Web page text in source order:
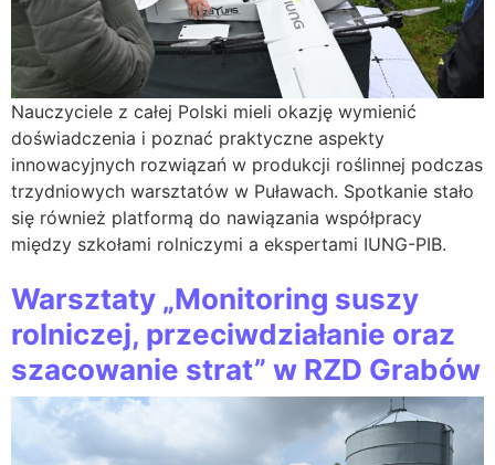
Nauczyciele z całej Polski mieli okazję wymienić
doświadczenia i poznać praktyczne aspekty
innowacyjnych rozwiązań w produkcji roślinnej podczas
trzydniowych warsztatów w Puławach. Spotkanie stało
się również platformą do nawiązania współpracy
między szkołami rolniczymi a ekspertami IUNG-PIB.
Warsztaty „Monitoring suszy
rolniczej, przeciwdziałanie oraz
szacowanie strat” w RZD Grabów